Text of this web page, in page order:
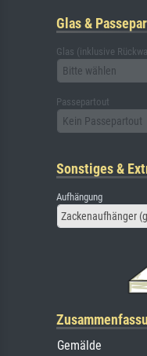
Glas &
Glas (inklusive
Bitte wählen
Passepartout
Kein Passepartout
Sonstiges &
Aufhängung
Zackenaufhänger
Gemälde